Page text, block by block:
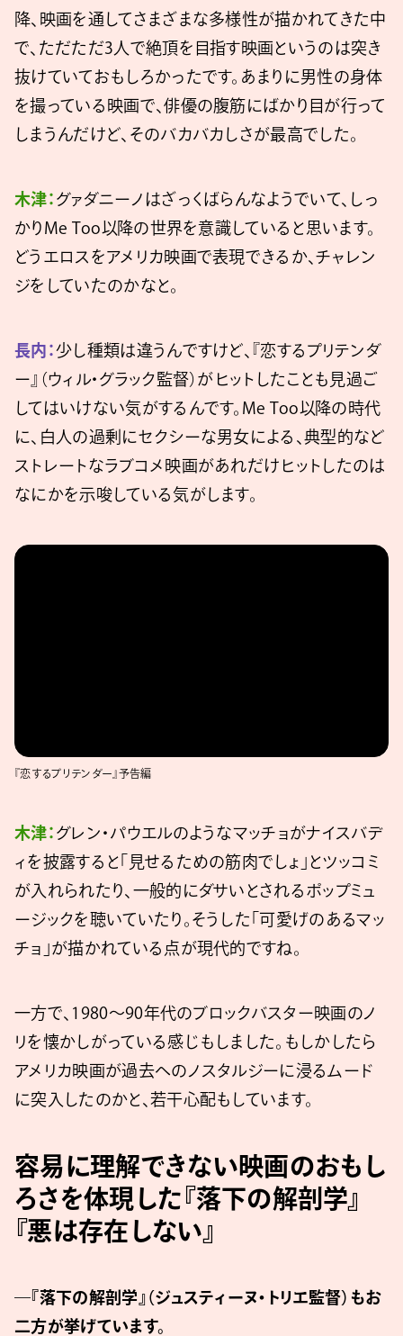
降、映画を通してさまざまな多様性が描かれてきた中
で、ただただ3人で絶頂を目指す映画というのは突き
抜けていておもしろかったです。あまりに男性の身体
を撮っている映画で、俳優の腹筋にばかり目が行って
しまうんだけど、そのバカバカしさが最高でした。
木津： グァダニーノはざっくばらんなようでいて、しっ
かりMe Too以降の世界を意識していると思います。
どうエロスをアメリカ映画で表現できるか、チャレン
ジをしていたのかなと。
長内：少し種類は違うんですけど、『恋するプリテンダ
ー』（ウィル・グラック監督）がヒットしたことも見過ご
してはいけない気がするんです。Me Too以降の時代
に、白人の過剰にセクシーな男女による、典型的など
ストレートなラブコメ映画があれだけヒットしたのは
なにかを示唆している気がします。
https://www.youtube.com/watch?
『恋するプリテンダー』予告編
木津： グレン・パウエルのようなマッチョがナイスバデ
ィを披露すると「見せるための筋肉でしょ」とツッコミ
が入れられたり、一般的にダサいとされるポップミュ
ージックを聴いていたり。そうした「可愛げのあるマッ
チョ」が描かれている点が現代的ですね。
一方で、1980〜90年代のブロックバスター映画のノ
リを懐かしがっている感じもしました。もしかしたら
アメリカ映画が過去へのノスタルジーに浸るムード
に突入したのかと、若干心配もしています。
容易に理解できない映画のおもし
ろさを体現した『落下の解剖学』
『悪は存在しない』
―『落下の解剖学』（ジュスティーヌ・トリエ監督）もお
二方が挙げています。